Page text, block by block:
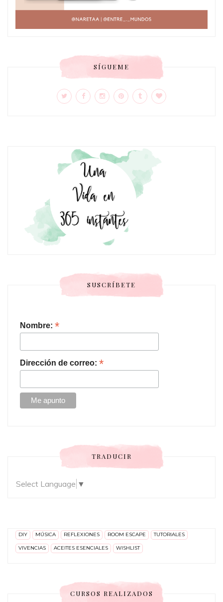
SÍGUEME
SUSCRÍBETE
Nombre: *
Dirección de correo: *
TRADUCIR
Select Language ▼
DIY MÚSICA REFLEXIONES ROOM ESCAPE TUTORIALES
VIVENCIAS ACEITES ESENCIALES WISHLIST
CURSOS REALIZADOS